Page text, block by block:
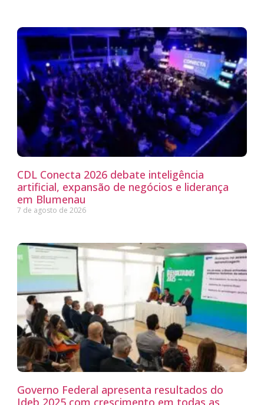
CDL Conecta 2026 debate inteligência
artificial, expansão de negócios e liderança
em Blumenau
7 de agosto de 2026
Governo Federal apresenta resultados do